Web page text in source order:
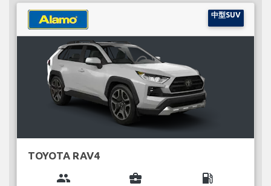
中型SUV
TOYOTA RAV4
group business_center local_gas_station